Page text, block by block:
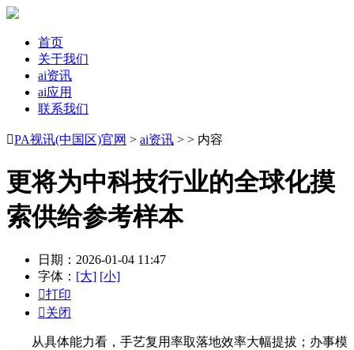
首页
关于我们
ai资讯
ai应用
联系我们
PA视讯(中国区)官网 > ai资讯 > > 内容
更将为中科技行业的全球化摸
索供给参考样本
日期：2026-01-04 11:47
字体： [大] [小]
打印
关闭
从具体能力看，手艺复用率取落地效率大幅提拔；办事模